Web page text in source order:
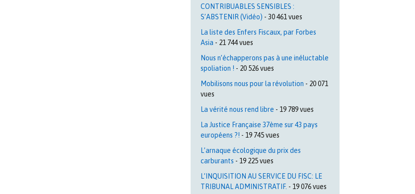
CONTRIBUABLES SENSIBLES :
S’ABSTENIR (Vidéo) - 30 461 vues
La liste des Enfers Fiscaux, par Forbes
Asia - 21 744 vues
Nous n’échapperons pas à une inéluctable
spoliation ! - 20 526 vues
Mobilisons nous pour la révolution - 20 071
vues
La vérité nous rend libre - 19 789 vues
La Justice Française 37ème sur 43 pays
européens ?! - 19 745 vues
L’arnaque écologique du prix des
carburants - 19 225 vues
L’INQUISITION AU SERVICE DU FISC: LE
TRIBUNAL ADMINISTRATIF. - 19 076 vues